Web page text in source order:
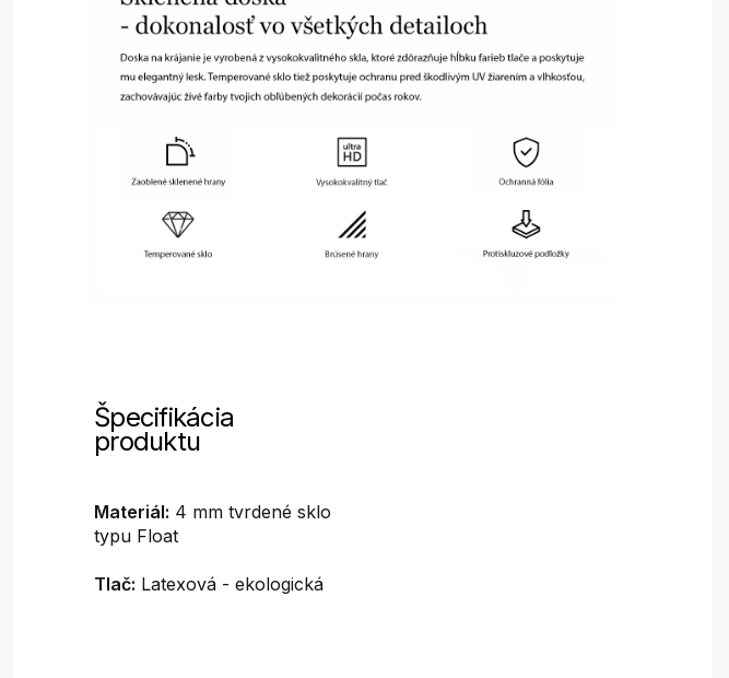
Špecifikácia
produktu
Materiál: 4 mm tvrdené sklo
typu Float
Tlač: Latexová - ekologická